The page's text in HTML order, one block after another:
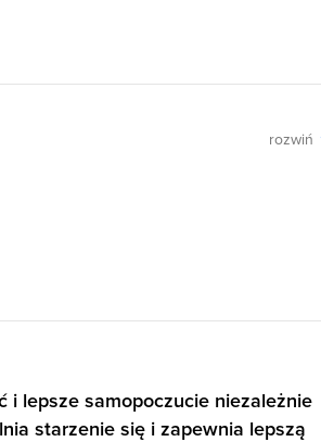
rozwiń
i lepsze samopoczucie niezależnie
starzenie się i zapewnia lepszą